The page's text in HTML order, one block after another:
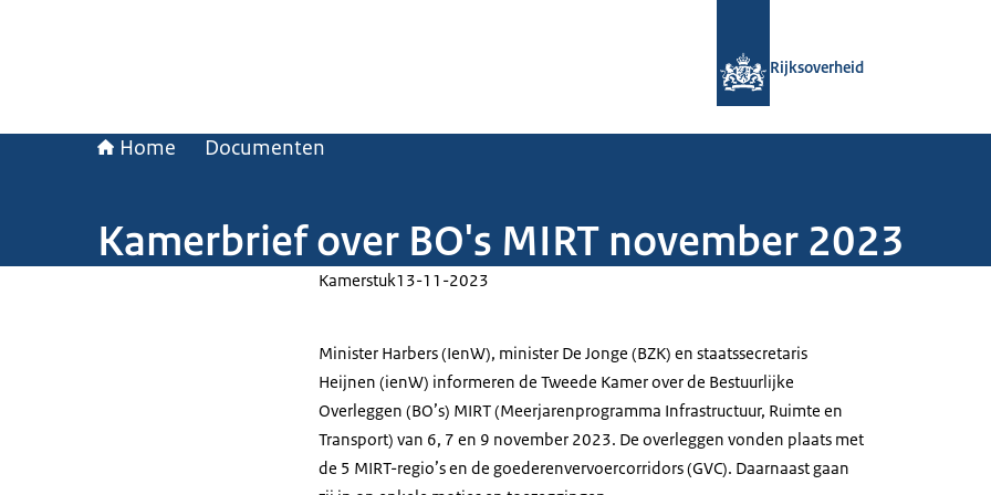
Rijksoverheid
Home Documenten
Kamerbrief over BO's MIRT november 2023
Kamerstuk13-11-2023
Minister Harbers (IenW), minister De Jonge (BZK) en staatssecretaris
Heijnen (ienW) informeren de Tweede Kamer over de Bestuurlijke
Overleggen (BO’s) MIRT (Meerjarenprogramma Infrastructuur, Ruimte en
Transport) van 6, 7 en 9 november 2023. De overleggen vonden plaats met
de 5 MIRT-regio’s en de goederenvervoercorridors (GVC). Daarnaast gaan